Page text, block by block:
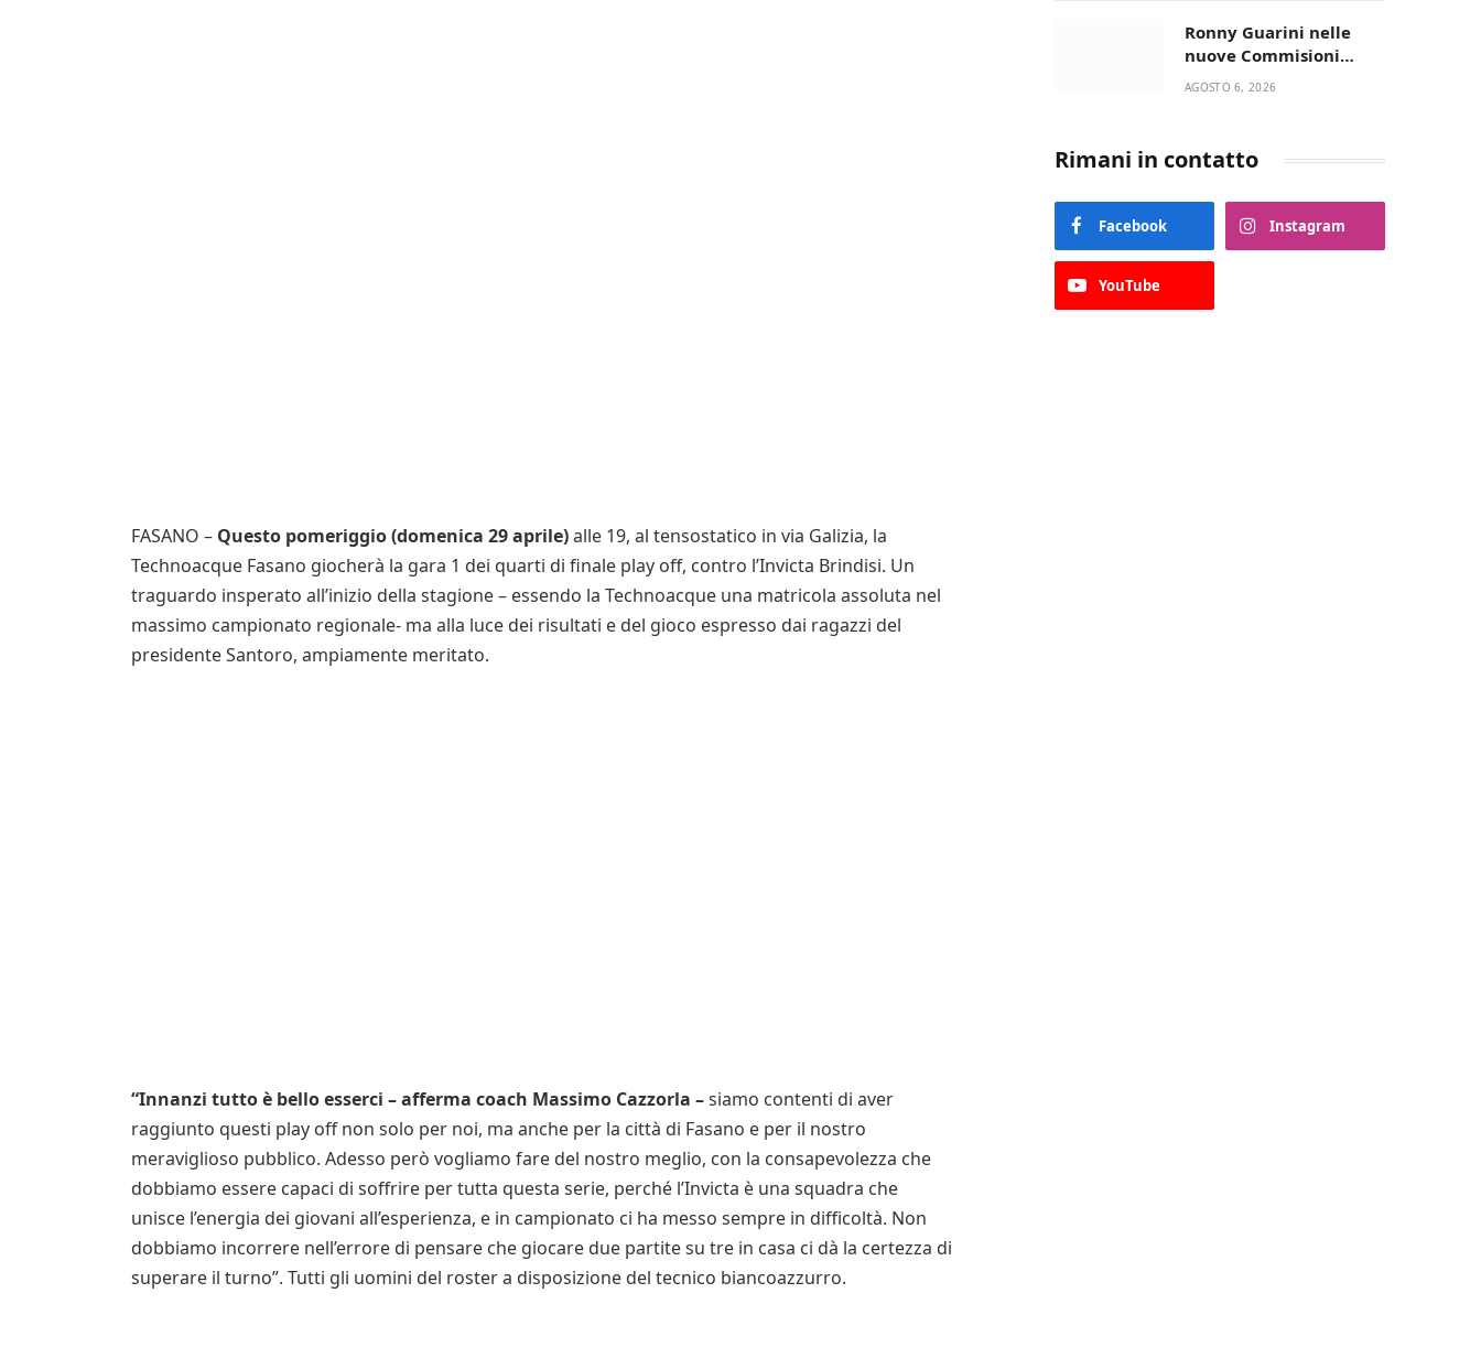
FASANO – Questo pomeriggio (domenica 29 aprile)alle 19, al tensostatico in via Galizia, la
Technoacque Fasano giocherà la gara 1 dei quarti di finale play off, contro l’Invicta Brindisi. Un
traguardo insperato all’inizio della stagione – essendo la Technoacque una matricola assoluta nel
massimo campionato regionale- ma alla luce dei risultati e del gioco espresso dai ragazzi del
presidente Santoro, ampiamente meritato.
“Innanzi tutto è bello esserci – afferma coach Massimo Cazzorla –siamo contenti di aver
raggiunto questi play off non solo per noi, ma anche per la città di Fasano e per il nostro
meraviglioso pubblico. Adesso però vogliamo fare del nostro meglio, con la consapevolezza che
dobbiamo essere capaci di soffrire per tutta questa serie, perché l’Invicta è una squadra che
unisce l’energia dei giovani all’esperienza, e in campionato ci ha messo sempre in difficoltà. Non
dobbiamo incorrere nell’errore di pensare che giocare due partite su tre in casa ci dà la certezza di
superare il turno”. Tutti gli uomini del roster a disposizione del tecnico biancoazzurro.
Ronny Guarini nelle
nuove Commisioni
Acisport
AGOSTO 6, 2026
Rimani in contatto
Facebook Instagram
YouTube